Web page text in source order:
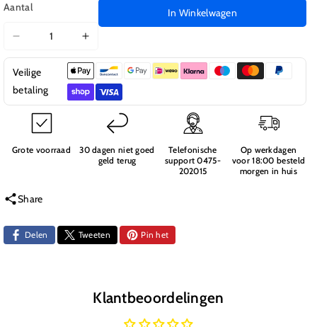
Aantal
verlagen
voor
102270
/
02064
Rear
Body
Aantal
verhogen
voor
102270
/
02064
Body
Post
In Winkelwagen
Veilige
betaling
Grote voorraad
30 dagen niet goed
geld terug
Telefonische
support 0475-
202015
Op werkdagen
voor 18:00 besteld
morgen in huis
Share
Delen Tweeten Pin het
Klantbeoordelingen